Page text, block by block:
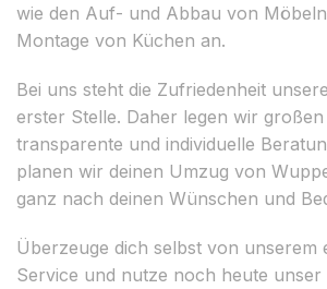
wie den Auf- und Abbau von
Montage von Küchen an.
Bei uns steht die Zufriedenheit
erster Stelle. Daher legen wir
transparente und individuelle
planen wir deinen Umzug von
ganz nach deinen Wünschen und
Überzeuge dich selbst von unserem
Service und nutze noch heute unser